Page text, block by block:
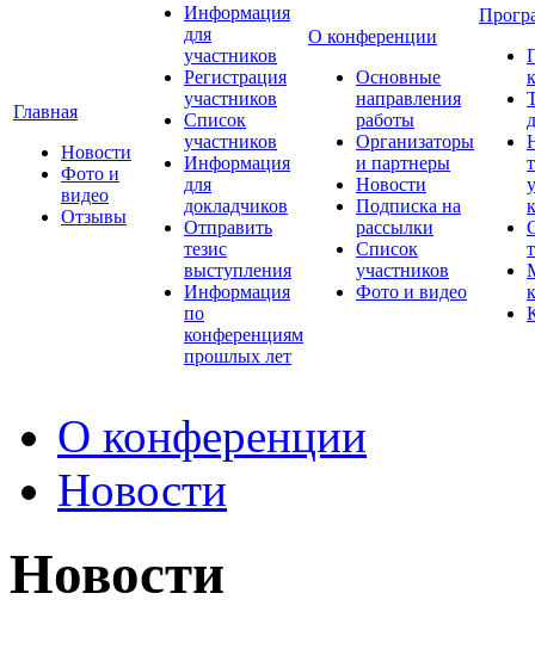
Главная
Новости
Фото и
видео
Отзывы
Информация
для
участников
Регистрация
участников
Список
участников
Информация
для
докладчиков
Отправить
тезис
выступления
Информация
по
конференциям
прошлых лет
О конференции
Основные
направления
работы
Организаторы
и партнеры
Новости
Подписка на
рассылки
Список
участников
Фото и видео
О конференции
Новости
Новости